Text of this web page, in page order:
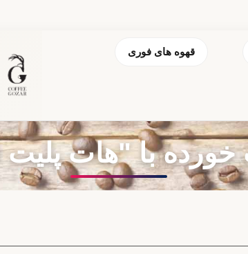
قهوه های فوری
"هات پلیت 1800 وات بزرگ"